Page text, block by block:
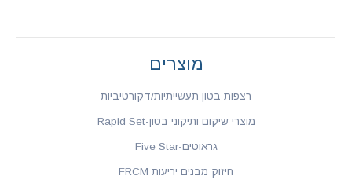
מוצרים
רצפות בטון תעשייתיות/דקורטיביות
מוצרי שיקום ותיקוני בטון-Rapid Set
גראוטים-Five Star
חיזוק מבנים יריעות FRCM